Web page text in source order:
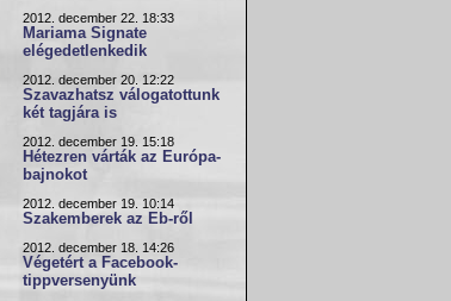
2012. december 22. 18:33
Mariama Signate
elégedetlenkedik
2012. december 20. 12:22
Szavazhatsz válogatottunk
két tagjára is
2012. december 19. 15:18
Hétezren várták az Európa-
bajnokot
2012. december 19. 10:14
Szakemberek az Eb-ről
2012. december 18. 14:26
Végetért a Facebook-
tippversenyünk